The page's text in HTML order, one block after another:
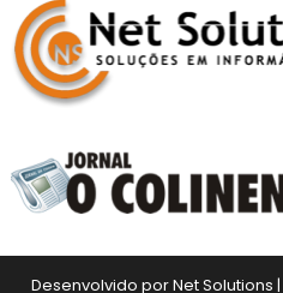
Desenvolvido por Net Solutions |